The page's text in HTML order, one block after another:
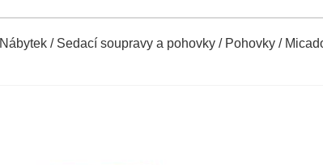
Nábytek / Sedací soupravy a pohovky / Pohovky /